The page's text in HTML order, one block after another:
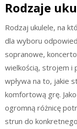
Rodzaje
Rodzaj ukulele, na
dla wyboru
sopranowe,
wielkością, strojem i
wpływa na to, jakie
komfortową grę.
ogromną różnicę
strun do